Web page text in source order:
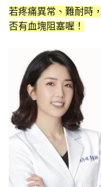
若疼痛異常、難耐時
否有血塊阻塞喔！